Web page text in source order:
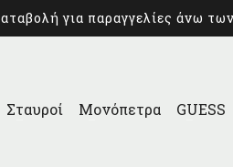
για παραγγελίες άνω
Σταυροί Μονόπετρα GUESS